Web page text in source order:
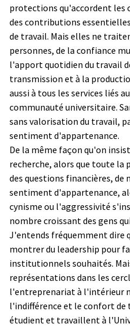
protections qu'accordent les
des contributions
de travail. Mais elles ne
personnes, de la confiance
l'apport quotidien du travail
transmission et à la
aussi à tous les services liés
communauté universitaire.
sans valorisation du travail,
sentiment d'appartenance.
De la même façon qu'on
recherche, alors que toute la
des questions financières,
sentiment d'appartenance,
cynisme ou l'aggressivité
nombre croissant des gens
J'entends fréquemment dire
montrer du leadership pour
institutionnels souhaités.
représentations dans les
l'entreprenariat à l'intérieur
l'indifférence et le confort de
étudient et travaillent à